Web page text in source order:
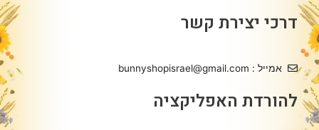
דרכי יצירת קשר
אמייל : bunnyshopisrael@gmail.com
להורדת האפליקציה